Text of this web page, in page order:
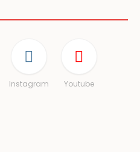
Instagram Youtube